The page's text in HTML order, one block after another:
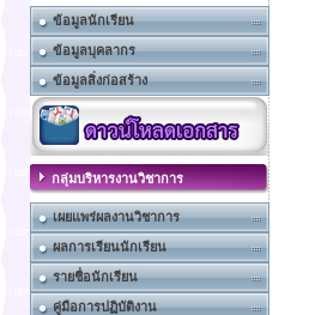
ข้อมูลนักเรียน
ข้อมูลบุคลากร
ข้อมูลสิ่งก่อสร้าง
กลุ่มบริหารงานวิชาการ
เผยแพร่ผลงานวิชาการ
ผลการเรียนนักเรียน
รายชื่อนักเรียน
คู่มือการปฏิบัติงาน